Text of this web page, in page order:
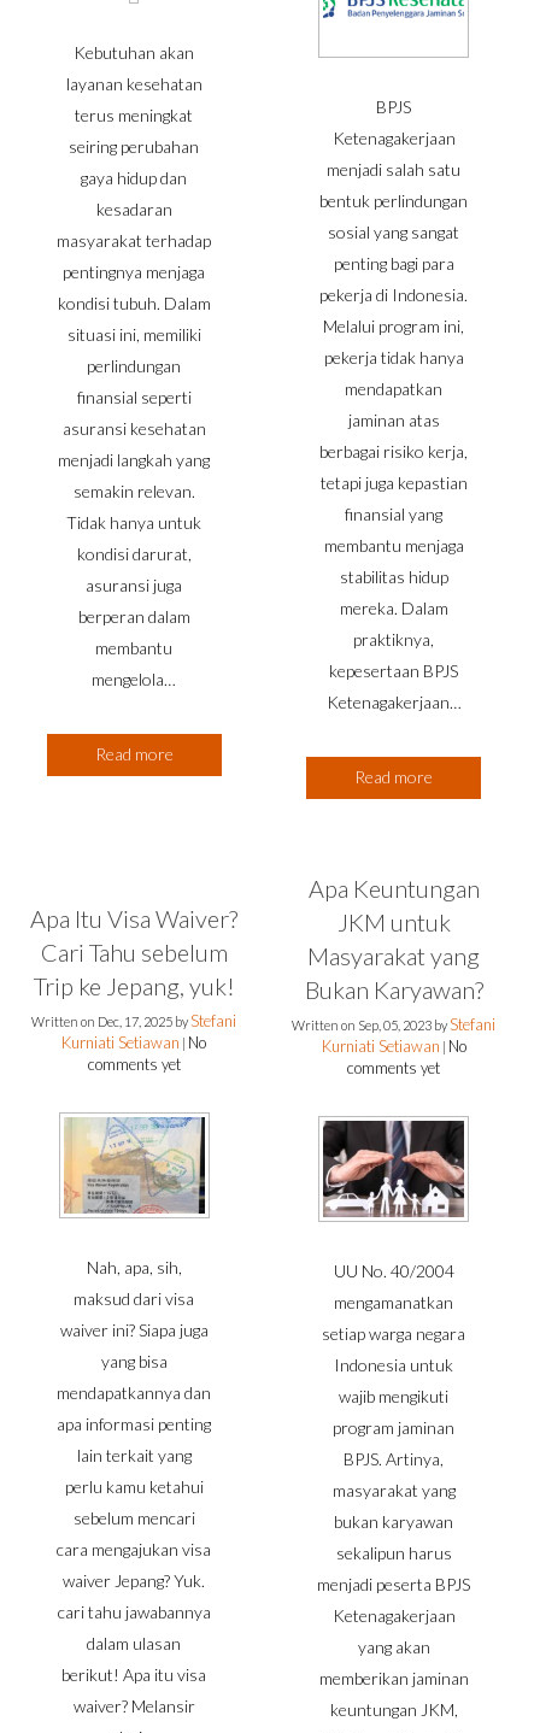
Kebutuhan akan
layanan kesehatan
terus meningkat
seiring perubahan
gaya hidup dan
kesadaran
masyarakat terhadap
pentingnya menjaga
kondisi tubuh. Dalam
situasi ini, memiliki
perlindungan
finansial seperti
asuransi kesehatan
menjadi langkah yang
semakin relevan.
Tidak hanya untuk
kondisi darurat,
asuransi juga
berperan dalam
membantu
mengelola…
Read more
BPJS
Ketenagakerjaan
menjadi salah satu
bentuk perlindungan
sosial yang sangat
penting bagi para
pekerja di Indonesia.
Melalui program ini,
pekerja tidak hanya
mendapatkan
jaminan atas
berbagai risiko kerja,
tetapi juga kepastian
finansial yang
membantu menjaga
stabilitas hidup
mereka. Dalam
praktiknya,
kepesertaan BPJS
Ketenagakerjaan…
Read more
Apa Itu Visa Waiver?
Cari Tahu sebelum
Trip ke Jepang, yuk!
Written on Dec, 17, 2025 byStefani
Kurniati Setiawan No
comments yet
Nah, apa, sih,
maksud dari visa
waiver ini? Siapa juga
yang bisa
mendapatkannya dan
apa informasi penting
lain terkait yang
perlu kamu ketahui
sebelum mencari
cara mengajukan visa
waiver Jepang? Yuk.
cari tahu jawabannya
dalam ulasan
berikut! Apa itu visa
waiver? Melansir
Apa Keuntungan
JKM untuk
Masyarakat yang
Bukan Karyawan?
Written on Sep, 05, 2023 byStefani
Kurniati Setiawan No
comments yet
UU No. 40/2004
mengamanatkan
setiap warga negara
Indonesia untuk
wajib mengikuti
program jaminan
BPJS. Artinya,
masyarakat yang
bukan karyawan
sekalipun harus
menjadi peserta BPJS
Ketenagakerjaan
yang akan
memberikan jaminan
keuntungan JKM,